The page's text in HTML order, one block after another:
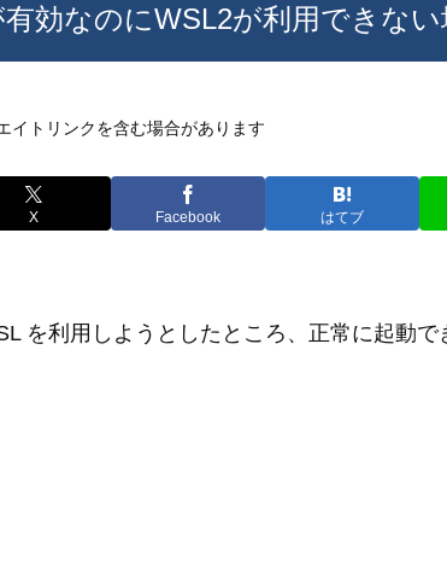
効なのにWSL2が利用できな
イトリンクを含む場合があります
X Facebook はてブ
を利用しようとしたところ、正常に起動で